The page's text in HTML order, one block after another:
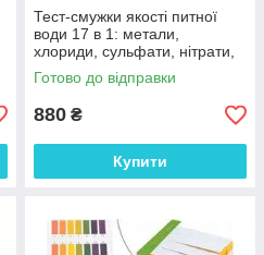
Тест-смужки якості питної
води 17 в 1: метали,
хлориди, сульфати, нітрати,
фториди, лужність та інш.
127 шт.
Готово до відправки
880 ₴
Купити